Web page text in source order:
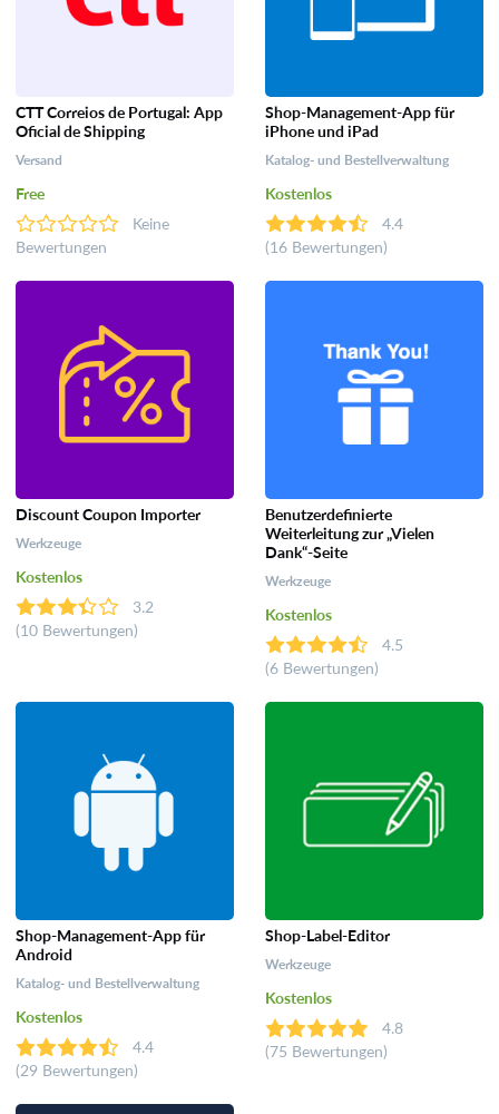
CTT Correios de Portugal: App
Oficial de Shipping
Versand
Free
Keine
Bewertungen
Shop-Management-App für
iPhone und iPad
Katalog- und Bestellverwaltung
Kostenlos
4.4
(16 Bewertungen)
Discount Coupon Importer
Werkzeuge
Kostenlos
3.2
(10 Bewertungen)
Benutzerdefinierte
Weiterleitung zur „Vielen
Dank“-Seite
Werkzeuge
Kostenlos
4.5
(6 Bewertungen)
Shop-Management-App für
Android
Katalog- und Bestellverwaltung
Kostenlos
4.4
(29 Bewertungen)
Shop-Label-Editor
Werkzeuge
Kostenlos
4.8
(75 Bewertungen)